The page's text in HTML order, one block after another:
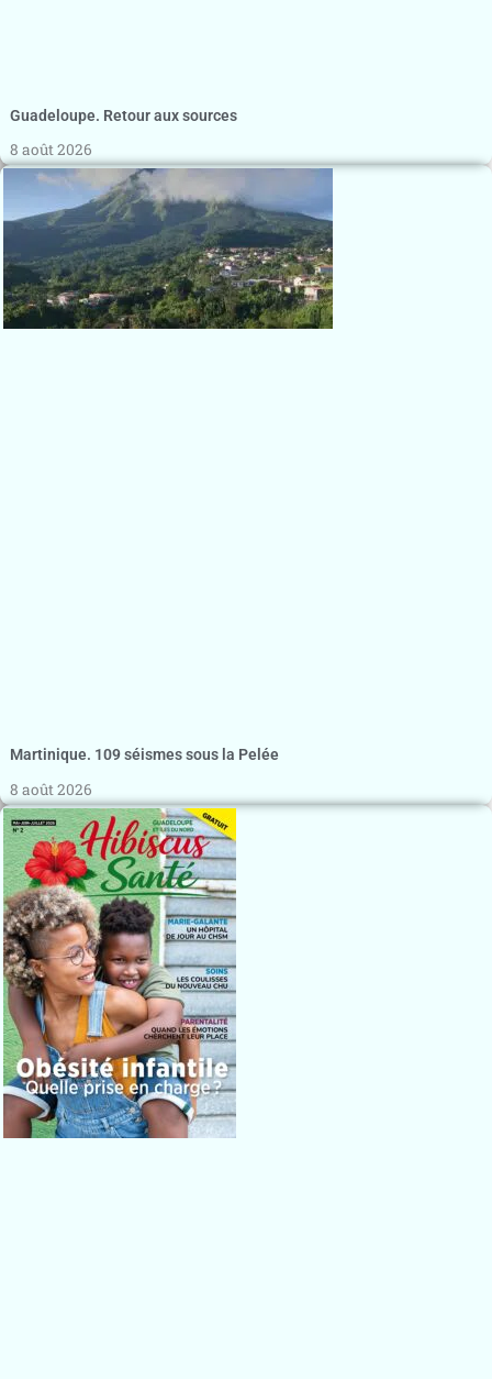
Guadeloupe. Retour aux sources
8 août 2026
Martinique. 109 séismes sous la Pelée
8 août 2026